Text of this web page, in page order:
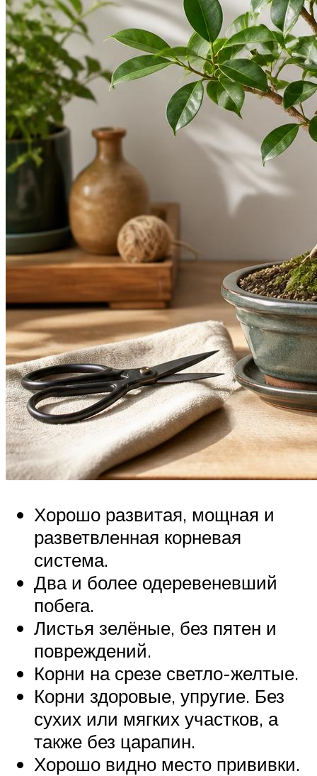
Хорошо развитая, мощная и
разветвленная корневая
система.
Два и более одеревеневший
побега.
Листья зелёные, без пятен и
повреждений.
Корни на срезе светло-желтые.
Корни здоровые, упругие. Без
сухих или мягких участков, а
также без царапин.
Хорошо видно место прививки.